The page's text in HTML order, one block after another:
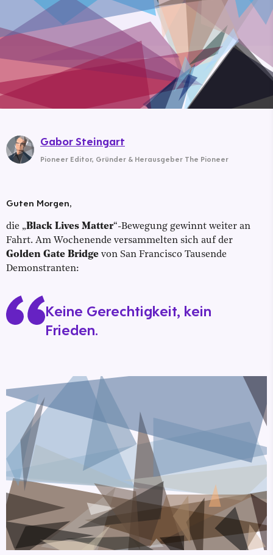
Guten Morgen,
die „Black Lives Matter“-Bewegung gewinnt weiter an
Fahrt. Am Wochenende versammelten sich auf der
Golden Gate Bridge von San Francisco Tausende
Demonstranten:
Keine Gerechtigkeit, kein
Frieden.
Gabor Steingart
Pioneer Editor, Gründer & Herausgeber The Pioneer